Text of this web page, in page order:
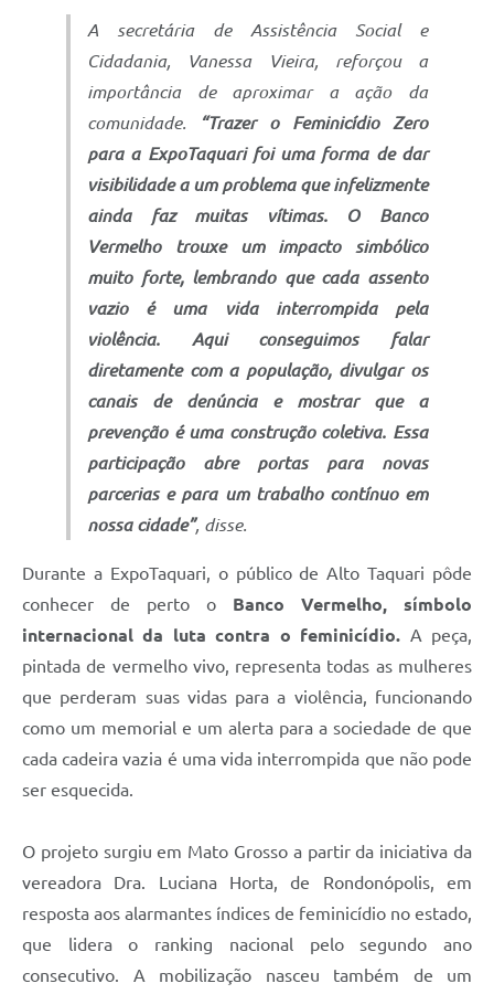
A secretária de Assistência Social e
Cidadania, Vanessa Vieira, reforçou a
importância de aproximar a ação da
comunidade.
“Trazer o Feminicídio Zero
para a ExpoTaquari foi uma forma de dar
visibilidade a um problema que infelizmente
ainda faz muitas vítimas. O Banco
Vermelho trouxe um impacto simbólico
muito forte, lembrando que cada assento
vazio é uma vida interrompida pela
violência. Aqui conseguimos falar
diretamente com a população, divulgar os
canais de denúncia e mostrar que a
prevenção é uma construção coletiva. Essa
participação abre portas para novas
parcerias e para um trabalho contínuo em
nossa cidade”, disse.
Durante a ExpoTaquari, o público de Alto Taquari pôde
conhecer de perto o Banco Vermelho, símbolo
internacional da luta contra o feminicídio. A peça,
pintada de vermelho vivo, representa todas as mulheres
que perderam suas vidas para a violência, funcionando
como um memorial e um alerta para a sociedade de que
cada cadeira vazia é uma vida interrompida que não pode
ser esquecida.
O projeto surgiu em Mato Grosso a partir da iniciativa da
vereadora Dra. Luciana Horta, de Rondonópolis, em
resposta aos alarmantes índices de feminicídio no estado,
que lidera o ranking nacional pelo segundo ano
consecutivo. A mobilização nasceu também de um